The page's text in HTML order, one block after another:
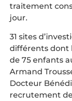
traitement
jour.
31 sites
différents dont
de 75 enfants
Armand
Docteur
recrutement